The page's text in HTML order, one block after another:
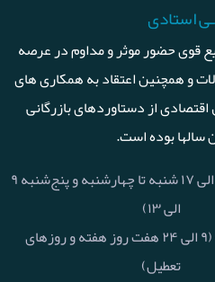
استادی
قوی حضور موثر و مداوم در عرصه
و همچنین اعتقاد به همکاری های
از دستاوردهای بازرگانی
سالها بوده است.
۰۹۱۵۵۰۵۵۰۰۶ (۹ الی ۱۷ شنبه تا چهارشنبه و پنج‌شنبه ۹
الی ۱۳)
۰۹۱۵۵۰۵۵۰۰۶ (۹ الی ۲۴ هفت روز هفته و روزهای
تعطیل)